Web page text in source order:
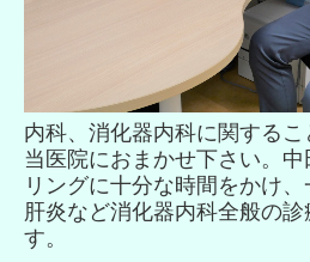
内科、消化器内科に関するこ
当医院におまかせ下さい。
リングに十分な時間をかけ、
肝炎など消化器内科全般の診
す。